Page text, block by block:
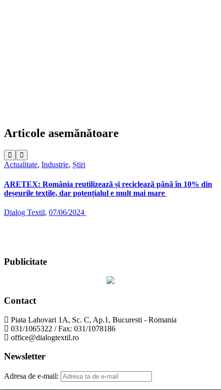
Articole asemănătoare
Actualitate, Industrie, Știri
ARETEX: România reutilizează și reciclează până în 10% din
deșeurile textile, dar potențialul e mult mai mare
Dialog Textil, 07/06/2024
Publicitate
Contact
Piata Lahovari 1A, Sc. C, Ap.1, Bucuresti - Romania
031/1065322 / Fax: 031/1078186
office@dialogtextil.ro
Newsletter
Adresa de e-mail: